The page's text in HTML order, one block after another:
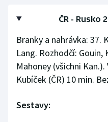
ČR - Rusko
Branky a nahrávka: 37.
Lang. Rozhodčí: Gouin,
Mahoney (všichni
Kubíček (ČR) 10 min.
Sestavy: